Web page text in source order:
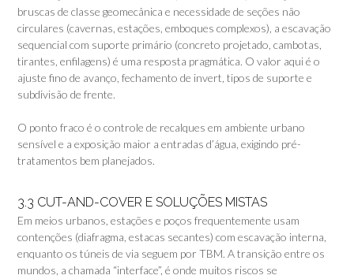
bruscas de classe geomecânica e necessidade de seções não
circulares (cavernas, estações, emboques complexos), a escavação
sequencial com suporte primário (concreto projetado, cambotas,
tirantes, enfilagens) é uma resposta pragmática. O valor aqui é o
ajuste fino de avanço, fechamento de invert, tipos de suporte e
subdivisão de frente.
O ponto fraco é o controle de recalques em ambiente urbano
sensível e a exposição maior a entradas d’água, exigindo pré-
tratamentos bem planejados.
3.3 CUT-AND-COVER E SOLUÇÕES MISTAS
Em meios urbanos, estações e poços frequentemente usam
contenções (diafragma, estacas secantes) com escavação interna,
enquanto os túneis de via seguem por TBM. A transição entre os
mundos, a chamada “interface”, é onde muitos riscos se